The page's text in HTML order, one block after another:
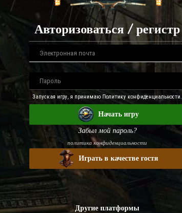
Авторизоваться / регистр
Запуская игру, я принимаю Политику конфиденциальности.
Начать игру
Забыл мой пароль?
политика конфиденциальности
Играть в качестве гостя
Другие платформы